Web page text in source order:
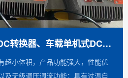
公司车载模块式DCDC转换器、车载单机式DCDC转换器批产供货，性价比高，欢迎新老客户垂询！
超小体积，产品功能强大，性能优
及无级调压调流功能；具有过温自